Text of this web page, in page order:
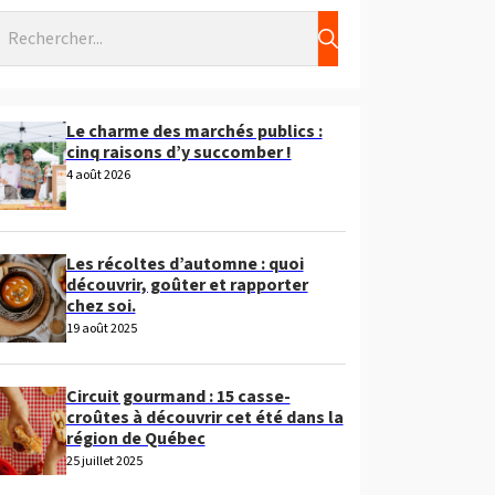
Le charme des marchés publics :
cinq raisons d’y succomber !
4 août 2026
Les récoltes d’automne : quoi
découvrir, goûter et rapporter
chez soi.
19 août 2025
Circuit gourmand : 15 casse-
croûtes à découvrir cet été dans la
région de Québec
25 juillet 2025